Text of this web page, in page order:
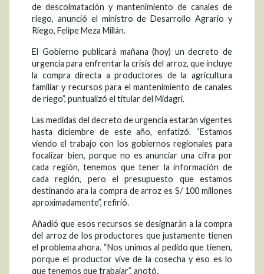
de descolmatación y mantenimiento de canales de
riego, anunció el ministro de Desarrollo Agrario y
Riego, Felipe Meza Millán.
El Gobierno publicará mañana (hoy) un decreto de
urgencia para enfrentar la crisis del arroz, que incluye
la compra directa a productores de la agricultura
familiar y recursos para el mantenimiento de canales
de riego”, puntualizó el titular del Midagri.
Las medidas del decreto de urgencia estarán vigentes
hasta diciembre de este año, enfatizó. “Estamos
viendo el trabajo con los gobiernos regionales para
focalizar bien, porque no es anunciar una cifra por
cada región, tenemos que tener la información de
cada región, pero el presupuesto que estamos
destinando ara la compra de arroz es S/ 100 millones
aproximadamente”, refirió.
Añadió que esos recursos se designarán a la compra
del arroz de los productores que justamente tienen
el problema ahora. “Nos unimos al pedido que tienen,
porque el productor vive de la cosecha y eso es lo
que tenemos que trabajar”, anotó.